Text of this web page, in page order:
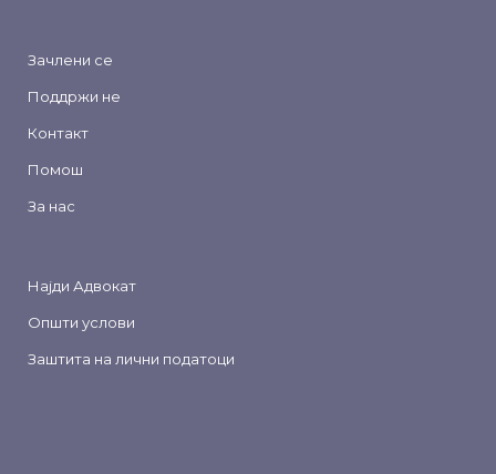
Зачлени се
Поддржи не
Контакт
Помош
За нас
Најди Адвокат
Општи услови
Заштита на лични податоци